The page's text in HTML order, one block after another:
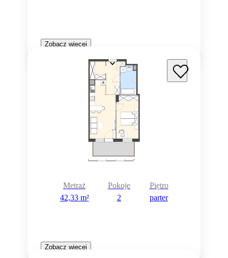
Zobacz więcej
Metraż
42,33 m²
Pokoje
2
Piętro
parter
Zobacz więcej